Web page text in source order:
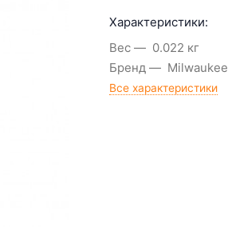
Характеристики:
Вес
0.022 кг
Бренд
Все характеристики